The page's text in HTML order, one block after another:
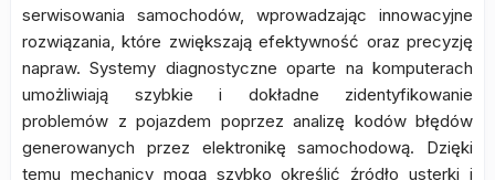
serwisowania samochodów, wprowadzając innowacyjne
rozwiązania, które zwiększają efektywność oraz precyzję
napraw. Systemy diagnostyczne oparte na komputerach
umożliwiają szybkie i dokładne zidentyfikowanie
problemów z pojazdem poprzez analizę kodów błędów
generowanych przez elektronikę samochodową. Dzięki
temu mechanicy mogą szybko określić źródło usterki i